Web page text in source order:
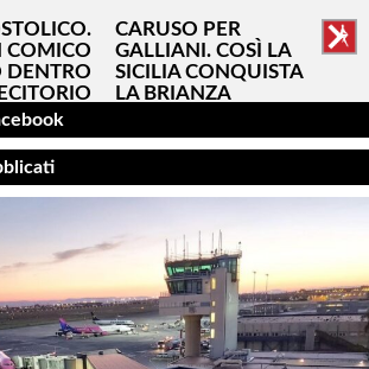
COMICO
DENTRO
CARUSO PER
GALLIANI. COSÌ LA
SICILIA CONQUISTA
LA BRIANZA